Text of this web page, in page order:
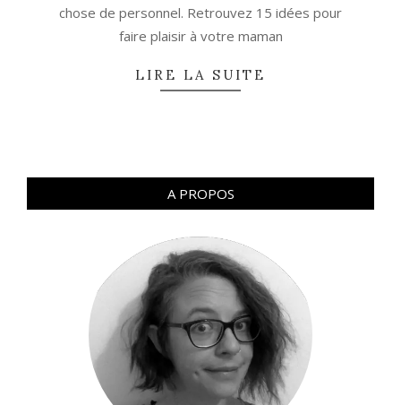
chose de personnel. Retrouvez 15 idées pour
faire plaisir à votre maman
LIRE LA SUITE
A PROPOS